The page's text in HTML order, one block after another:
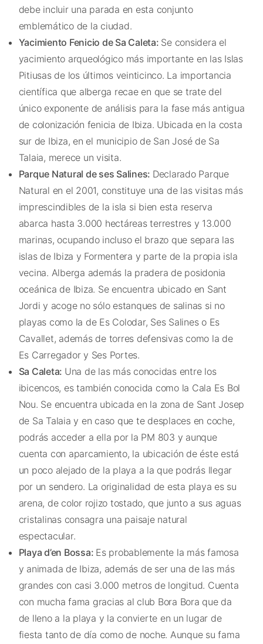
debe incluir una parada en esta conjunto
emblemático de la ciudad.
Yacimiento Fenicio de Sa Caleta: Se considera el
yacimiento arqueológico más importante en las Islas
Pitiusas de los últimos veinticinco. La importancia
científica que alberga recae en que se trate del
único exponente de análisis para la fase más antigua
de colonización fenicia de Ibiza. Ubicada en la costa
sur de Ibiza, en el municipio de San José de Sa
Talaia, merece un visita.
Parque Natural de ses Salines: Declarado Parque
Natural en el 2001, constituye una de las visitas más
imprescindibles de la isla si bien esta reserva
abarca hasta 3.000 hectáreas terrestres y 13.000
marinas, ocupando incluso el brazo que separa las
islas de Ibiza y Formentera y parte de la propia isla
vecina. Alberga además la pradera de posidonia
oceánica de Ibiza. Se encuentra ubicado en Sant
Jordi y acoge no sólo estanques de salinas si no
playas como la de Es Colodar, Ses Salines o Es
Cavallet, además de torres defensivas como la de
Es Carregador y Ses Portes.
Sa Caleta: Una de las más conocidas entre los
ibicencos, es también conocida como la Cala Es Bol
Nou. Se encuentra ubicada en la zona de Sant Josep
de Sa Talaia y en caso que te desplaces en coche,
podrás acceder a ella por la PM 803 y aunque
cuenta con aparcamiento, la ubicación de éste está
un poco alejado de la playa a la que podrás llegar
por un sendero. La originalidad de esta playa es su
arena, de color rojizo tostado, que junto a sus aguas
cristalinas consagra una paisaje natural
espectacular.
Playa d’en Bossa: Es probablemente la más famosa
y animada de Ibiza, además de ser una de las más
grandes con casi 3.000 metros de longitud. Cuenta
con mucha fama gracias al club Bora Bora que da
de lleno a la playa y la convierte en un lugar de
fiesta tanto de día como de noche. Aunque su fama